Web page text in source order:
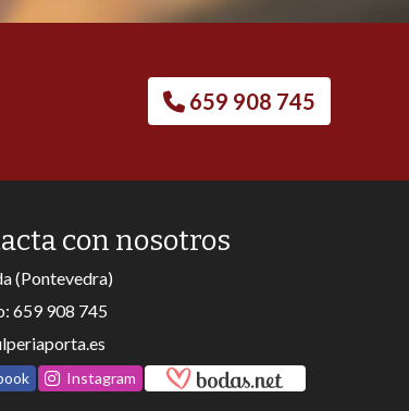
659 908 745
con nosotros
(Pontevedra)
659 908 745
Instagram